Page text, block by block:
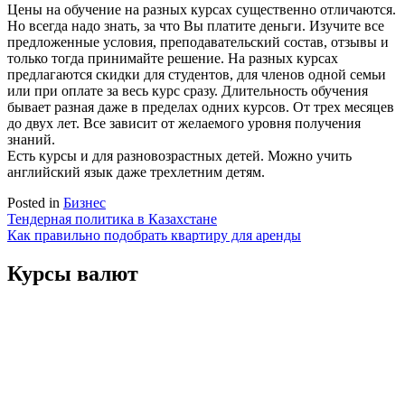
Цены на обучение на разных курсах существенно отличаются.
Но всегда надо знать, за что Вы платите деньги. Изучите все
предложенные условия, преподавательский состав, отзывы и
только тогда принимайте решение. На разных курсах
предлагаются скидки для студентов, для членов одной семьи
или при оплате за весь курс сразу. Длительность обучения
бывает разная даже в пределах одних курсов. От трех месяцев
до двух лет. Все зависит от желаемого уровня получения
знаний.
Есть курсы и для разновозрастных детей. Можно учить
английский язык даже трехлетним детям.
Posted in Бизнес
Навигация
по
записям
Тендерная политика в Казахстане
Как правильно подобрать квартиру для аренды
Курсы валют